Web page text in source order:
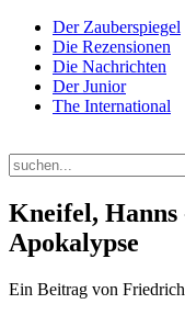
Der Zauberspiegel
Die Rezensionen
Die Nachrichten
Der Junior
The International
Kneifel, Hanns
Apokalypse
Ein Beitrag von